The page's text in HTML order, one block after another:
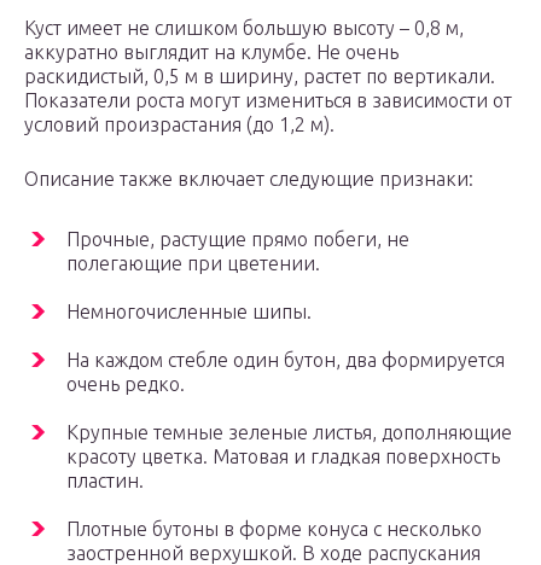
Куст имеет не слишком большую высоту – 0,8 м,
аккуратно выглядит на клумбе. Не очень
раскидистый, 0,5 м в ширину, растет по вертикали.
Показатели роста могут измениться в зависимости от
условий произрастания (до 1,2 м).
Описание также включает следующие признаки:
Прочные, растущие прямо побеги, не
полегающие при цветении.
Немногочисленные шипы.
На каждом стебле один бутон, два формируется
очень редко.
Крупные темные зеленые листья, дополняющие
красоту цветка. Матовая и гладкая поверхность
пластин.
Плотные бутоны в форме конуса с несколько
заостренной верхушкой. В ходе распускания